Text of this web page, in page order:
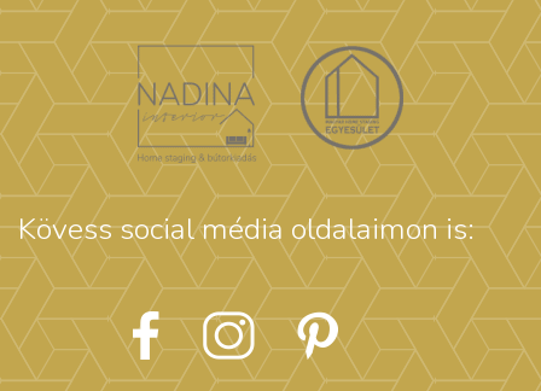
Kövess social média oldalaimon is: